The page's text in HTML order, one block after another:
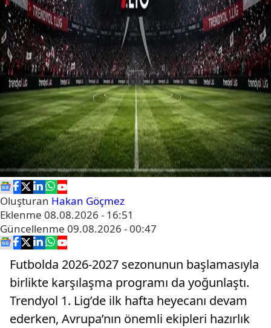
Oluşturan Hakan Göçmez
Eklenme 08.08.2026 - 16:51
Güncellenme 09.08.2026 - 00:47
Futbolda 2026-2027 sezonunun başlamasıyla
birlikte karşılaşma programı da yoğunlaştı.
Trendyol 1. Lig’de ilk hafta heyecanı devam
ederken, Avrupa’nın önemli ekipleri hazırlık